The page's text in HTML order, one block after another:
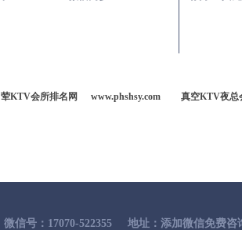
荤KTV会所排名网 www.phshsy.com 真空KTV夜总
微信号：17070-522355 地址：添加微信免费咨